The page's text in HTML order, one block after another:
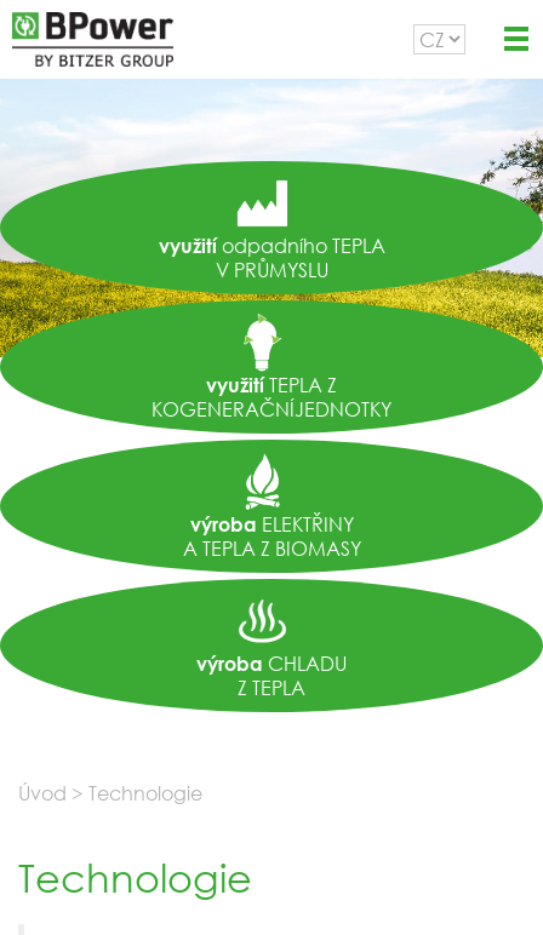
využitíodpadního TEPLA
V PRŮMYSLU
využitíTEPLA Z
KOGENERAČNÍJEDNOTKY
výroba ELEKTŘINY
A TEPLA Z BIOMASY
výroba CHLADU
Z TEPLA
Úvod > Technologie
Technologie